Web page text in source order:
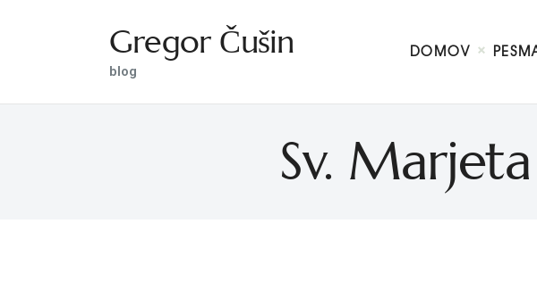
Gregor Čušin
blog
DOMOV
Sv.
Gregor Čušin
blog